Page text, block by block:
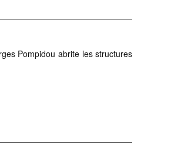
Pompidou abrite les structures